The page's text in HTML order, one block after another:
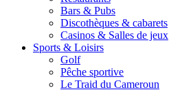
Bars & Pubs
Discothèques & cabarets
Casinos & Salles de jeux
Sports & Loisirs
Golf
Pêche sportive
Le Traid du Cameroun